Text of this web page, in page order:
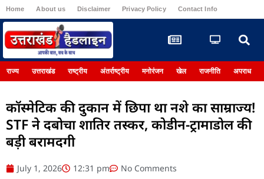
Home About us Disclaimer Privacy Policy Contact Info
राज्य उत्तराखंड राष्ट्रीय अंतर्राष्ट्रीय मनोरंजन खेल राजनीति अपराध
कॉस्मेटिक की दुकान में छिपा था नशे का साम्राज्य!
STF ने दबोचा शातिर तस्कर, कोडीन-ट्रामाडोल की
बड़ी बरामदगी
July 1, 2026 12:31 pm No Comments